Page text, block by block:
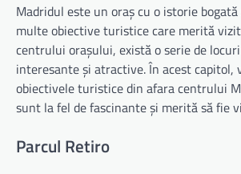
Madridul este un oraș cu o istorie
multe obiective turistice care merită
centrului orașului, există o serie de
interesante și atractive. În acest capitol,
obiectivele turistice din afara centrului
sunt la fel de fascinante și merită să fie
Parcul Retiro